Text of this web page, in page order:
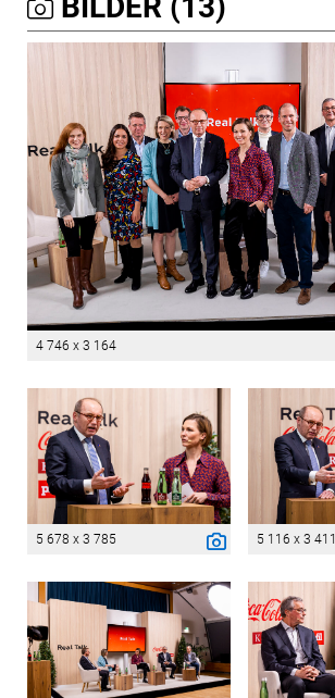
BILDER (13)
4 746 x 3 164
5 678 x 3 785 5 116 x 3 411